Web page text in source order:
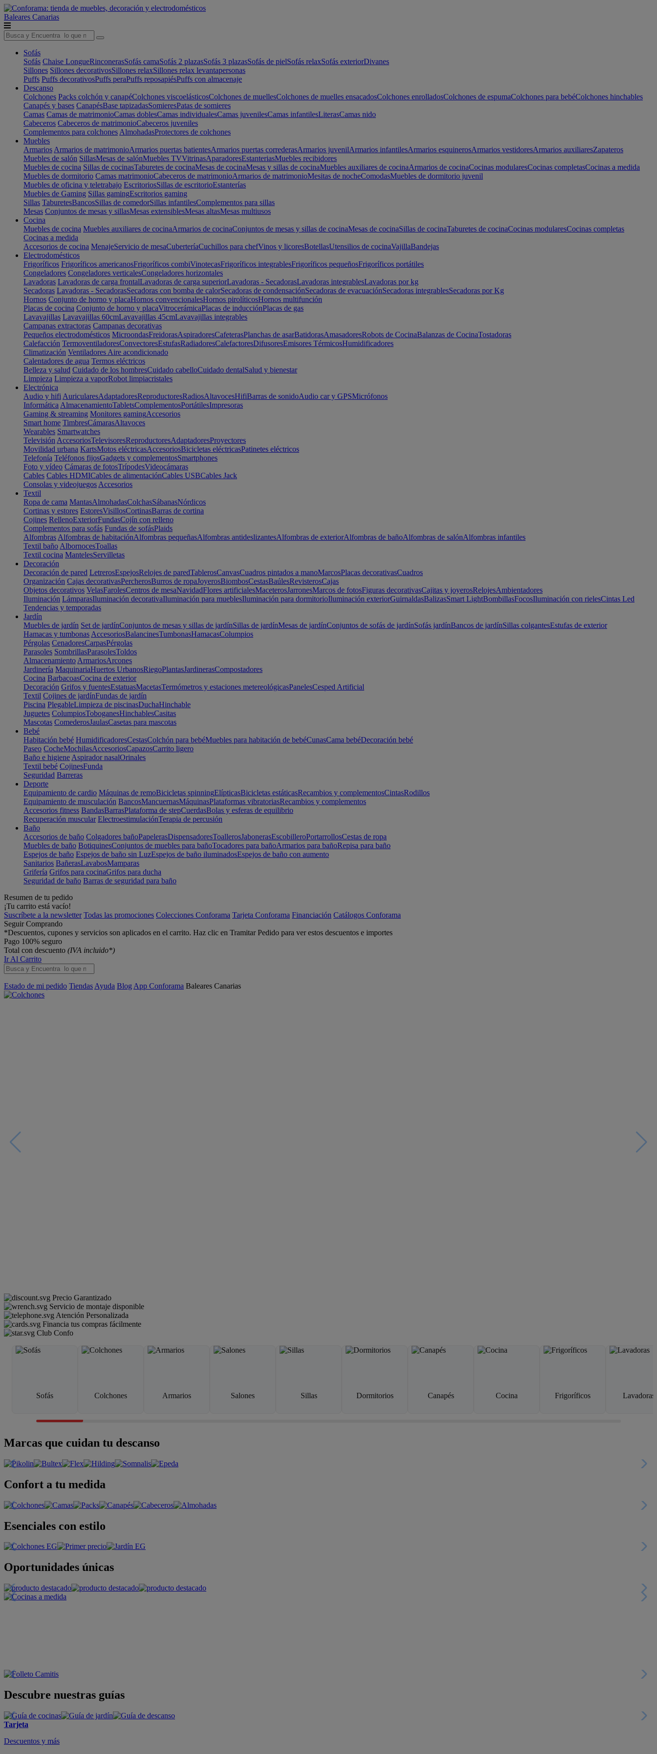
Baleares Canarias
Sofás
Sofás Chaise LongueRinconerasSofás camaSofás 2 plazasSofás 3 plazasSofás de pielSofás relaxSofás exteriorDivanes
Sillones Sillones decorativosSillones relaxSillones relax levantapersonas
Puffs Puffs decorativosPuffs peraPuffs reposapiésPuffs con almacenaje
Descanso
Colchones Packs colchón y canapéColchones viscoelásticosColchones de muellesColchones de muelles ensacadosColchones enrolladosColchones de espumaColchones para bebéColchones hinchables
Canapés y bases CanapésBase tapizadasSomieresPatas de somieres
Camas Camas de matrimonioCamas doblesCamas individualesCamas juvenilesCamas infantilesLiterasCamas nido
Cabeceros Cabeceros de matrimonioCabeceros juveniles
Complementos para colchones AlmohadasProtectores de colchones
Muebles
Armarios Armarios de matrimonioArmarios puertas batientesArmarios puertas correderasArmarios juvenilArmarios infantilesArmarios esquinerosArmarios vestidoresArmarios auxiliaresZapateros
Muebles de salón SillasMesas de salónMuebles TVVitrinasAparadoresEstanteriasMuebles recibidores
Muebles de cocina Sillas de cocinasTaburetes de cocinaMesas de cocinaMesas y sillas de cocinaMuebles auxiliares de cocinaArmarios de cocinaCocinas modularesCocinas completasCocinas a medida
Muebles de dormitorio Camas matrimonioCabeceros de matrimonioArmarios de matrimonioMesitas de nocheComodasMuebles de dormitorio juvenil
Muebles de oficina y teletrabajo EscritoriosSillas de escritorioEstanterías
Muebles de Gaming Sillas gamingEscritorios gaming
Sillas TaburetesBancosSillas de comedorSillas infantilesComplementos para sillas
Mesas Conjuntos de mesas y sillasMesas extensiblesMesas altasMesas multiusos
Cocina
Muebles de cocina Muebles auxiliares de cocinaArmarios de cocinaConjuntos de mesas y sillas de cocinaMesas de cocinaSillas de cocinaTaburetes de cocinaCocinas modularesCocinas completas
Cocinas a medida
Accesorios de cocina MenajeServicio de mesaCuberteríaCuchillos para chefVinos y licoresBotellasUtensilios de cocinaVajillaBandejas
Electrodomésticos
Frigoríficos Frigoríficos americanosFrigoríficos combiVinotecasFrigoríficos integrablesFrigoríficos pequeñosFrigoríficos portátiles
Congeladores Congeladores verticalesCongeladores horizontales
Lavadoras Lavadoras de carga frontalLavadoras de carga superiorLavadoras - SecadorasLavadoras integrablesLavadoras por kg
Secadoras Lavadoras - SecadorasSecadoras con bomba de calorSecadoras de condensaciónSecadoras de evacuaciónSecadoras integrablesSecadoras por Kg
Hornos Conjunto de horno y placaHornos convencionalesHornos pirolíticosHornos multifunción
Placas de cocina Conjunto de horno y placaVitrocerámicaPlacas de inducciónPlacas de gas
Lavavajillas Lavavajillas 60cmLavavajillas 45cmLavavajillas integrables
Campanas extractoras Campanas decorativas
Pequeños electrodomésticos MicroondasFreidorasAspiradoresCafeterasPlanchas de asarBatidorasAmasadoresRobots de CocinaBalanzas de CocinaTostadoras
Calefacción TermoventiladoresConvectoresEstufasRadiadoresCalefactoresDifusoresEmisores TérmicosHumidificadores
Climatización Ventiladores Aire acondicionado
Calentadores de agua Termos eléctricos
Belleza y salud Cuidado de los hombresCuidado cabelloCuidado dentalSalud y bienestar
Limpieza Limpieza a vaporRobot limpiacristales
Electrónica
Audio y hifi AuricularesAdaptadoresReproductoresRadiosAltavocesHifiBarras de sonidoAudio car y GPSMicrófonos
Informática AlmacenamientoTabletsComplementosPortátilesImpresoras
Gaming & streaming Monitores gamingAccesorios
Smart home TimbresCámarasAltavoces
Wearables Smartwatches
Televisión AccesoriosTelevisoresReproductoresAdaptadoresProyectores
Movilidad urbana KartsMotos eléctricasAccesoriosBicicletas eléctricasPatinetes eléctricos
Telefonía Teléfonos fijosGadgets y complementosSmartphones
Foto y vídeo Cámaras de fotosTrípodesVideocámaras
Cables Cables HDMICables de alimentaciónCables USBCables Jack
Consolas y videojuegos Accesorios
Textil
Ropa de cama MantasAlmohadasColchasSábanasNórdicos
Cortinas y estores EstoresVisillosCortinasBarras de cortina
Cojines RellenoExteriorFundasCojín con relleno
Complementos para sofás Fundas de sofásPlaids
Alfombras Alfombras de habitaciónAlfombras pequeñasAlfombras antideslizantesAlfombras de exteriorAlfombras de bañoAlfombras de salónAlfombras infantiles
Textil baño AlbornocesToallas
Textil cocina MantelesServilletas
Decoración
Decoración de pared LetrerosEspejosRelojes de paredTablerosCanvasCuadros pintados a manoMarcosPlacas decorativasCuadros
Organización Cajas decorativasPercherosBurros de ropaJoyerosBiombosCestasBaúlesRevisterosCajas
Objetos decorativos VelasFarolesCentros de mesaNavidadFlores artificialesMaceterosJarronesMarcos de fotosFiguras decorativasCajitas y joyerosRelojesAmbientadores
Iluminación LámparasIluminación decorativaIluminación para mueblesIluminación para dormitorioIluminación exteriorGuirnaldasBalizasSmart LightBombillasFocosIluminación con rielesCintas Led
Tendencias y temporadas
Jardín
Muebles de jardín Set de jardínConjuntos de mesas y sillas de jardínSillas de jardínMesas de jardínConjuntos de sofás de jardínSofás jardínBancos de jardínSillas colgantesEstufas de exterior
Hamacas y tumbonas AccesoriosBalancinesTumbonasHamacasColumpios
Pérgolas CenadoresCarpasPérgolas
Parasoles SombrillasParasolesToldos
Almacenamiento ArmariosArcones
Jardinería MaquinariaHuertos UrbanosRiegoPlantasJardinerasCompostadores
Cocina BarbacoasCocina de exterior
Decoración Grifos y fuentesEstatuasMacetasTermómetros y estaciones metereológicasPanelesCesped Artificial
Textil Cojines de jardínFundas de jardín
Piscina PlegableLimpieza de piscinasDuchaHinchable
Juguetes ColumpiosToboganesHinchablesCasitas
Mascotas ComederosJaulasCasetas para mascotas
Bebé
Habitación bebé HumidificadoresCestasColchón para bebéMuebles para habitación de bebéCunasCama bebéDecoración bebé
Paseo CocheMochilasAccesoriosCapazosCarrito ligero
Baño e higiene Aspirador nasalOrinales
Textil bebé CojinesFunda
Seguridad Barreras
Deporte
Equipamiento de cardio Máquinas de remoBicicletas spinningElípticasBicicletas estáticasRecambios y complementosCintasRodillos
Equipamiento de musculación BancosMancuernasMáquinasPlataformas vibratoriasRecambios y complementos
Accesorios fitness BandasBarrasPlataforma de stepCuerdasBolas y esferas de equilibrio
Recuperación muscular ElectroestimulaciónTerapia de percusión
Baño
Accesorios de baño Colgadores bañoPapelerasDispensadoresToallerosJabonerasEscobilleroPortarrollosCestas de ropa
Muebles de baño BotiquinesConjuntos de muebles para bañoTocadores para bañoArmarios para bañoRepisa para baño
Espejos de baño Espejos de baño sin LuzEspejos de baño iluminadosEspejos de baño con aumento
Sanitarios BañerasLavabosMamparas
Grifería Grifos para cocinaGrifos para ducha
Seguridad de baño Barras de seguridad para baño
Resumen de tu pedido
¡Tu carrito está vacío!
Suscríbete a la newsletter Todas las promociones Colecciones Conforama Tarjeta Conforama Financiación Catálogos Conforama
Seguir Comprando
*Descuentos, cupones y servicios son aplicados en el carrito. Haz clic en Tramitar Pedido para ver estos descuentos e importes
Pago 100% seguro
Total con descuento (IVA incluido*)
Ir Al Carrito
Estado de mi pedido Tiendas Ayuda Blog App Conforama Baleares Canarias
Precio Garantizado
Servicio de montaje disponible
Atención Personalizada
Financia tus compras fácilmente
Club Confo
Sofás Colchones Armarios Salones Sillas Dormitorios Canapés Cocina Frigoríficos Lavadoras
Marcas que cuidan tu descanso
Confort a tu medida
Esenciales con estilo
Oportunidades únicas
Descubre nuestras guías
Tarjeta
Descuentos y más